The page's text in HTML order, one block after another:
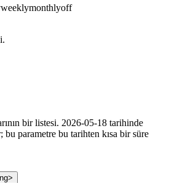
weeklymonthlyoff
bir listesi. 2026-05-18 tarihinde
bu parametre bu tarihten kısa bir süre